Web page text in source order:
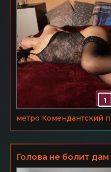
1
метро Комендантский
Голова не болит дам